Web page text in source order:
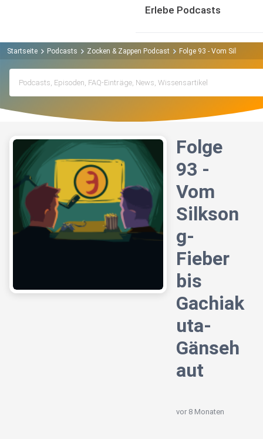
Erlebe Podcasts
Startseite Podcasts Zocken & Zappen Podcast Folge 93 - Vom Silksong-
Folge
93 -
Vom
Silkson
g-
Fieber
bis
Gachiak
uta-
Gänseh
aut
vor 8 Monaten